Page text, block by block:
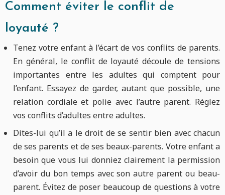
Comment éviter le conflit de
loyauté ?
Tenez votre enfant à l’écart de vos conflits de parents.
En général, le conflit de loyauté découle de tensions
importantes entre les adultes qui comptent pour
l’enfant. Essayez de garder, autant que possible, une
relation cordiale et polie avec l’autre parent. Réglez
vos conflits d’adultes entre adultes.
Dites-lui qu’il a le droit de se sentir bien avec chacun
de ses parents et de ses beaux-parents. Votre enfant a
besoin que vous lui donniez clairement la permission
d’avoir du bon temps avec son autre parent ou beau-
parent. Évitez de poser beaucoup de questions à votre